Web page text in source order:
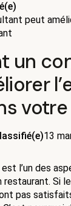
peut
un
13
est l’un des
restaurant. Si
pas